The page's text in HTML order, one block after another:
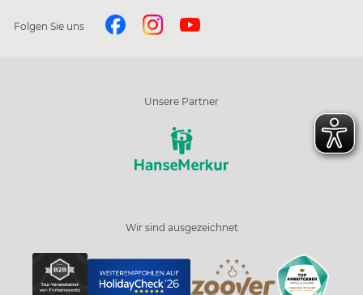
Folgen Sie uns
Unsere Partner
Wir sind ausgezeichnet